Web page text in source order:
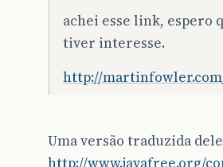
achei esse link, espero
tiver interesse.
http://
Uma versão traduzida
http://www.javafree.org/